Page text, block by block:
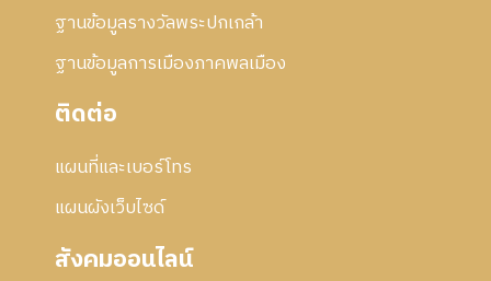
ฐานข้อมูลรางวัลพระปกเกล้า
ฐานข้อมูลการเมืองภาคพลเมือง
ติดต่อ
แผนที่และเบอร์โทร
แผนผังเว็บไซด์
สังคมออนไลน์